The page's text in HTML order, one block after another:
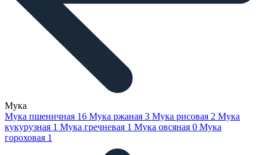
Мука
Мука пшеничная 16 Мука ржаная 3 Мука рисовая 2 Мука
кукурузная 1 Мука гречневая 1 Мука овсяная 0 Мука
гороховая 1